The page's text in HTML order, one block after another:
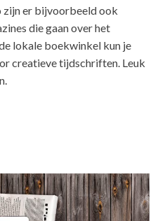
zijn er bijvoorbeeld ook
die gaan over het
lokale boekwinkel kun je
creatieve tijdschriften. Leuk